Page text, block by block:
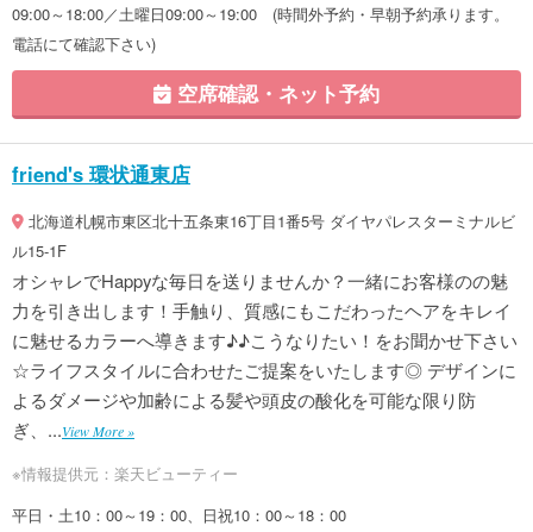
09:00～18:00／土曜日09:00～19:00 (時間外予約・早朝予約承ります。
電話にて確認下さい)
空席確認・ネット予約
friend's 環状通東店
北海道札幌市東区北十五条東16丁目1番5号 ダイヤパレスターミナルビ
ル15-1F
オシャレでHappyな毎日を送りませんか？一緒にお客様のの魅
力を引き出します！手触り、質感にもこだわったヘアをキレイ
に魅せるカラーへ導きます♪♪こうなりたい！をお聞かせ下さい
☆ライフスタイルに合わせたご提案をいたします◎ デザインに
よるダメージや加齢による髪や頭皮の酸化を可能な限り防
ぎ、...View More »
※情報提供元：楽天ビューティー
平日・土10：00～19：00、日祝10：00～18：00